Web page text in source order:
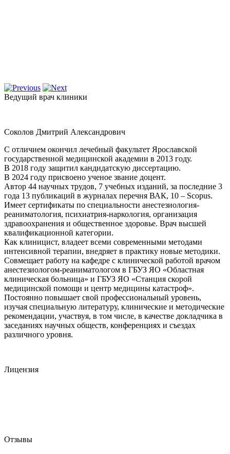
Ведущий врач клиники
Соколов Дмитрий Александрович
С отличием окончил лечебный факультет Ярославской
государственной медицинской академии в 2013 году.
В 2018 году защитил кандидатскую диссертацию.
В 2024 году присвоено ученое звание доцент.
Автор 44 научных трудов, 7 учебных изданий, за последние 3
года 13 публикаций в журналах перечня ВАК, 10 – Scopus.
Имеет сертификаты по специальности анестезиология-
реаниматология, психиатрия-наркология, организация
здравоохранения и общественное здоровье. Врач высшей
квалификационной категории.
Как клиницист, владеет всеми современными методами
интенсивной терапии, внедряет в практику новые методики.
Совмещает работу на кафедре с клинической работой врачом
анестезиологом-реаниматологом в ГБУЗ ЯО «Областная
клиническая больница» и ГБУЗ ЯО «Станция скорой
медицинской помощи и центр медицины катастроф».
Постоянно повышает свой профессиональный уровень,
изучая специальную литературу, клинические и методические
рекомендации, участвуя, в том числе, в качестве докладчика в
заседаниях научных обществ, конференциях и съездах
различного уровня.
Лицензия
Отзывы